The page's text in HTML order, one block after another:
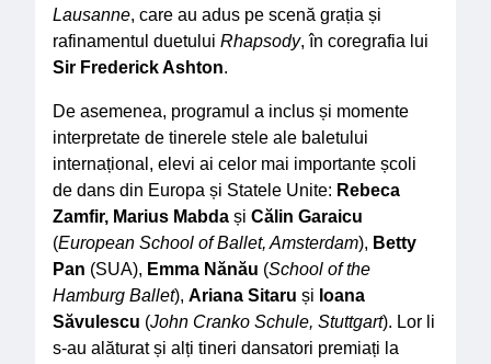
Lausanne, care au adus pe scenă grația și
rafinamentul duetului Rhapsody, în coregrafia lui
Sir Frederick Ashton.
De asemenea, programul a inclus și momente
interpretate de tinerele stele ale baletului
internațional, elevi ai celor mai importante școli
de dans din Europa și Statele Unite: Rebeca
Zamfir, Marius Mabda și Călin Garaicu
(European School of Ballet, Amsterdam), Betty
Pan (SUA), Emma Nănău (School of the
Hamburg Ballet), Ariana Sitaru și Ioana
Săvulescu (John Cranko Schule, Stuttgart). Lor li
s-au alăturat și alți tineri dansatori premiați la